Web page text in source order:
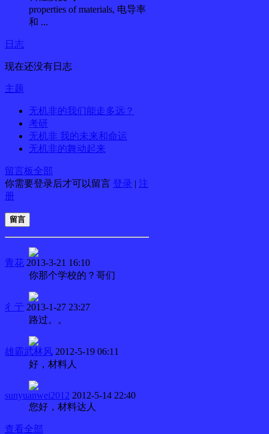
properties of materials, 电导率
和 ...
日志
现在还没有日志
主题
无机非的我们能走多远？
考研
无机非 我的未来和命运
无机非的舞动起来
留言板全部
你需要登录后才可以留言 登录 | 注
册
留言
青花 2013-3-21 16:10
你那个学校的？哥们
彳亍 2013-1-27 23:27
路过。。
雄霸武林风 2012-5-19 06:11
好，材料人
sunyuanwei2012 2012-5-14 22:40
您好，材料达人
查看全部